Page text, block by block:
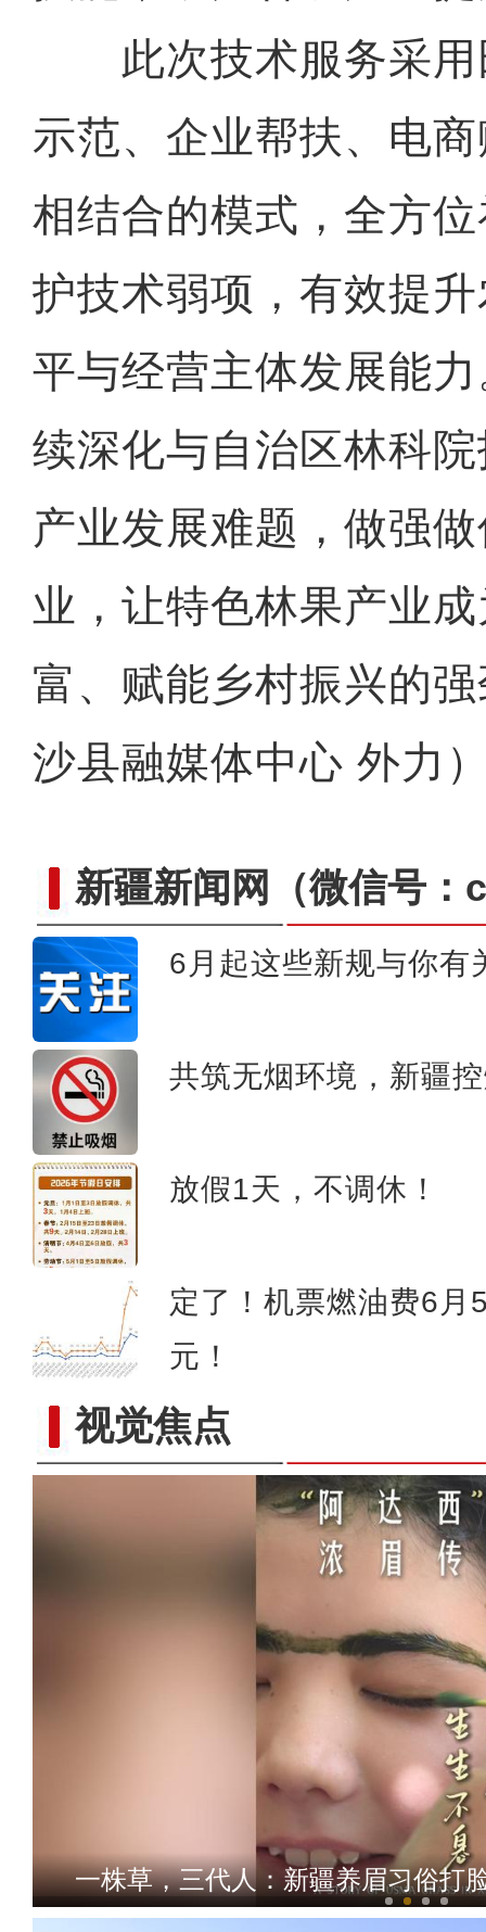
此次技术服务采用
示范、企业帮扶、电
相结合的模式，全方
护技术弱项，有效提
平与经营主体发展能
续深化与自治区林科
产业发展难题，做强
业，让特色林果产业
富、赋能乡村振兴的
沙县融媒体中心 外力
新疆新闻网 （微信号
6月起这些新规与你有
共筑无烟环境，新疆
放假1天，不调休！
定了！机票燃油费6月
元！
视觉焦点
新疆乌恰：萌娃自拍遇交警，
墨西哥青年看新疆：沙漠并
一株草，三代人：新疆养眉习俗打